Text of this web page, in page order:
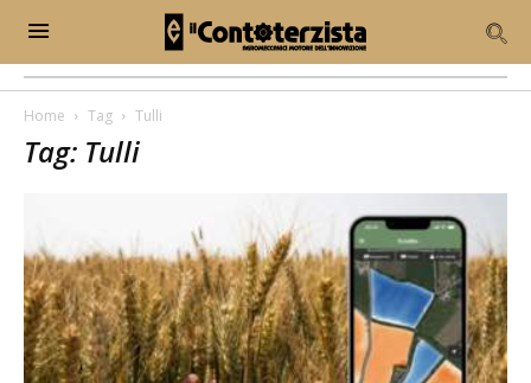
Home Tag Tulli
Tag: Tulli